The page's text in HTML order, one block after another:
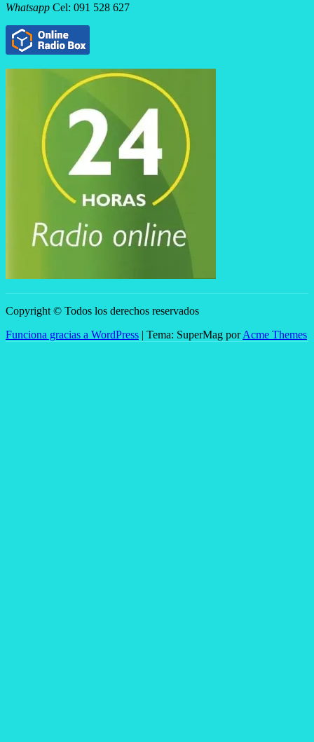
Whatsapp Cel: 091 528 627
Copyright © Todos los derechos reservados
Funciona gracias a WordPress | Tema: SuperMag porAcme Themes